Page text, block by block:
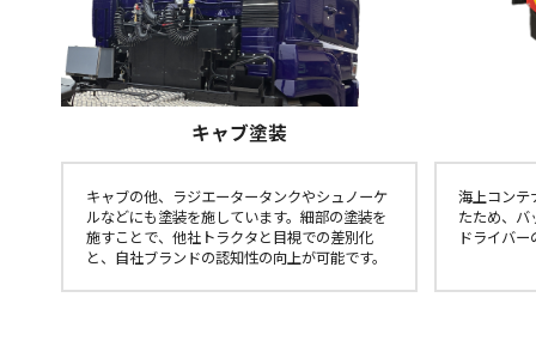
キャブ塗装
キャブの他、ラジエータータンクやシュノーケ
ルなどにも塗装を施しています。細部の塗装を
施すことで、他社トラクタと目視での差別化
と、自社ブランドの認知性の向上が可能です。
海上コンテ
たため、バ
ドライバ